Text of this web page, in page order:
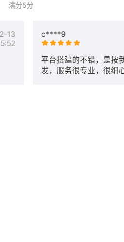
满分5分
c****9
平台搭建的不错，是按
发，服务很专业，很细
13